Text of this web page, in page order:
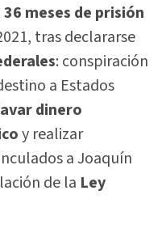
meses de prisión
tras declararse
: conspiración
a Estados
dinero
y realizar
a Joaquín
de la Ley